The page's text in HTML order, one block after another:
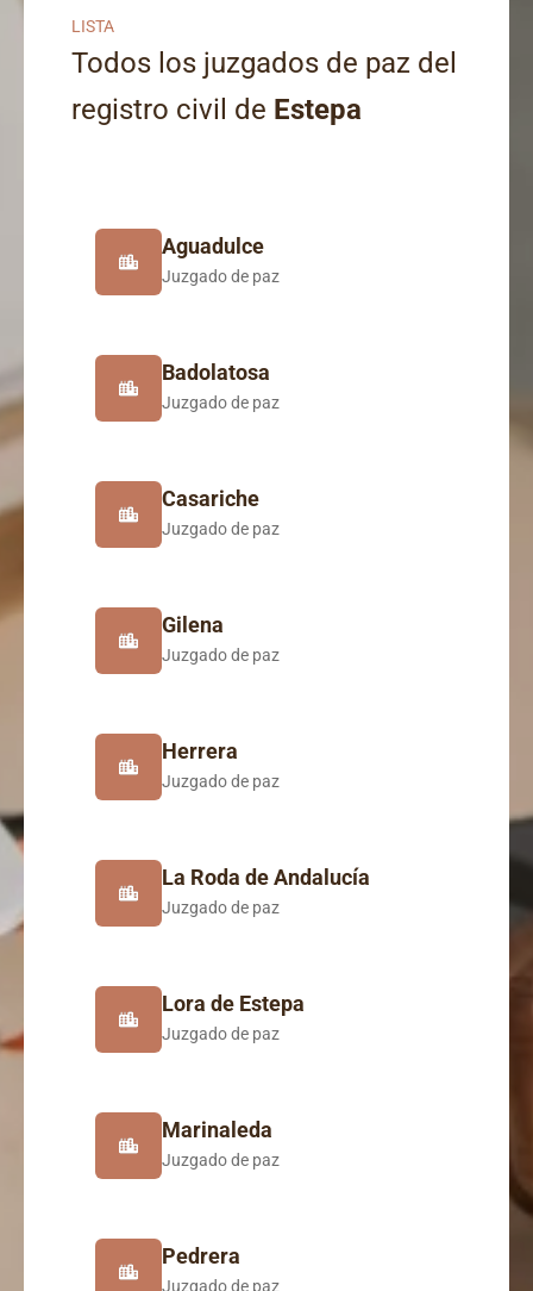
LISTA
Todos los juzgados de paz del
registro civil de Estepa
Aguadulce
Juzgado de paz
Badolatosa
Juzgado de paz
Casariche
Juzgado de paz
Gilena
Juzgado de paz
Herrera
Juzgado de paz
La Roda de Andalucía
Juzgado de paz
Lora de Estepa
Juzgado de paz
Marinaleda
Juzgado de paz
Pedrera
Juzgado de paz